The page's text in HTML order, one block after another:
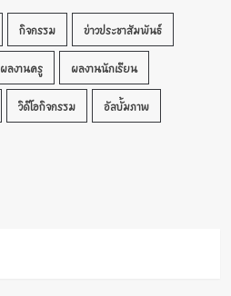
กิจกรรม ข่าวประชาสัมพันธ์
ผลงานครู ผลงานนักเรียน
วิดีโอกิจกรรม อัลบั้มภาพ